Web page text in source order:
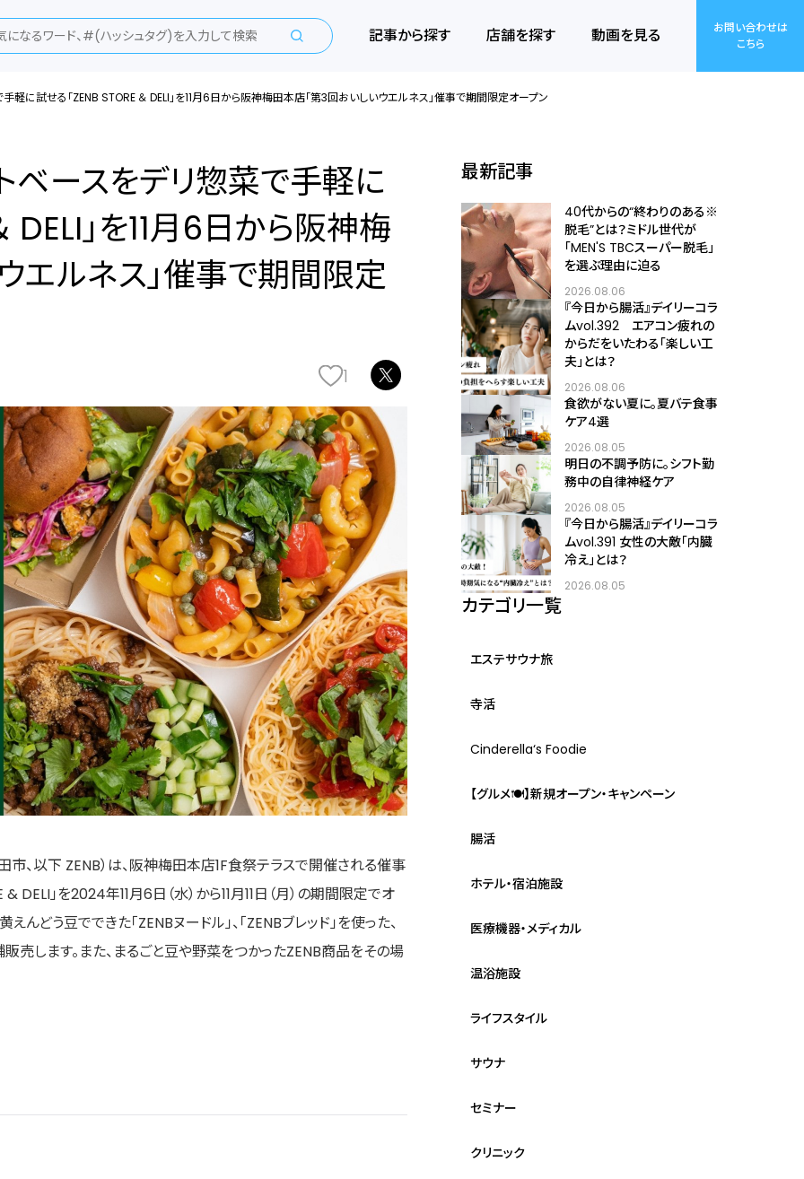
記事から探す 店舗を探す 動画を見る
お問い合わせは
こちら
軽に試せる「ZENB STORE ＆ DELI」を11月6日から阪神梅田本店「第3回おいしいウエルネス」催事で期間限定オープン
ベースをデリ惣菜で手軽に
DELI」を11月6日から阪神梅
エルネス」催事で期間限定
1
市、以下 ZENB）は、阪神梅田本店1F食祭テラスで開催される催事
DELI」を2024年11月6日（水）から11月11日（月）の期間限定でオ
んどう豆でできた「ZENBヌードル」、「ZENBブレッド」を使った、
売します。また、まるごと豆や野菜をつかったZENB商品をその場
最新記事
40代からの“終わりのある※
脱毛”とは？ミドル世代が
「MEN'S TBCスーパー脱毛」
を選ぶ理由に迫る
2026.08.06
『今日から腸活』デイリーコラ
ムvol.392 エアコン疲れの
からだをいたわる「楽しい工
夫」とは？
2026.08.06
食欲がない夏に。夏バテ食事
ケア4選
2026.08.05
明日の不調予防に。シフト勤
務中の自律神経ケア
2026.08.05
『今日から腸活』デイリーコラ
ムvol.391 女性の大敵「内臓
冷え」とは？
2026.08.05
カテゴリ一覧
エステサウナ旅
寺活
Cinderella‘s Foodie
【グルメ🍽】新規オープン・キャンペーン
腸活
ホテル・宿泊施設
医療機器・メディカル
温浴施設
ライフスタイル
サウナ
セミナー
クリニック